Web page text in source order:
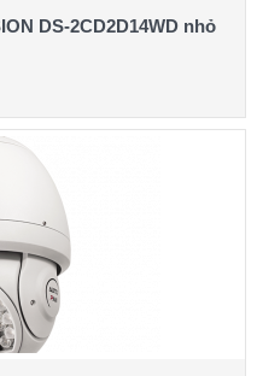
DS-2CD2D14WD nhỏ